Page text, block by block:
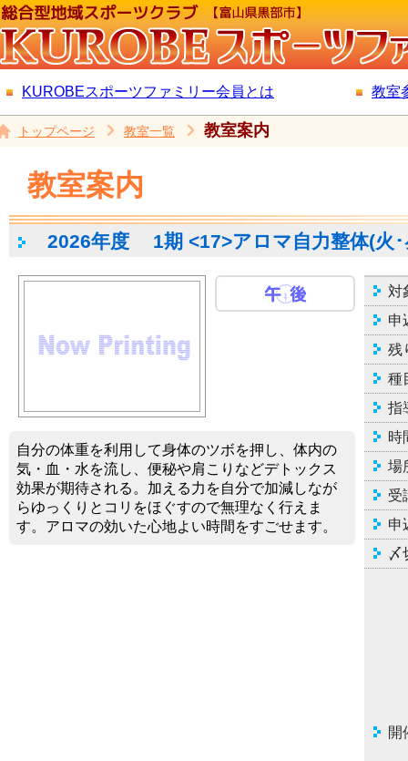
KUROBEスポーツファミリー会員とは 教室
トップページ 教室一覧 教室案内
教室案内
2026年度 1期 <17>アロマ自力整体(火
自分の体重を利用して身体のツボを押し、体内の
気・血・水を流し、便秘や肩こりなどデトックス
効果が期待される。加える力を自分で加減しなが
らゆっくりとコリをほぐすので無理なく行えま
す。アロマの効いた心地よい時間をすごせます。
対
申
残
種
指
時
場
受
申
〆
開